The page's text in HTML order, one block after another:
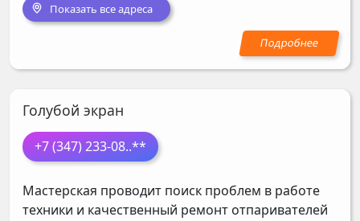
Показать все адреса
Голубой экран
+7 (347) 233-08..**
Мастерская проводит поиск проблем в работе
техники и качественный ремонт отпаривателей